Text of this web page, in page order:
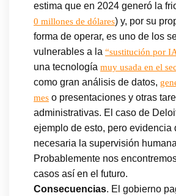
estima que en 2024 generó la
0 millones de dólares) y, por su
forma de operar, es uno de los
vulnerables a la “sustitución por
una tecnología muy usada en el
como gran análisis de datos,
mes o presentaciones y otras
administrativas. El caso de
ejemplo de esto, pero evidencia
necesaria la supervisión
Probablemente nos
casos así en el futuro.
Consecuencias. El gobierno